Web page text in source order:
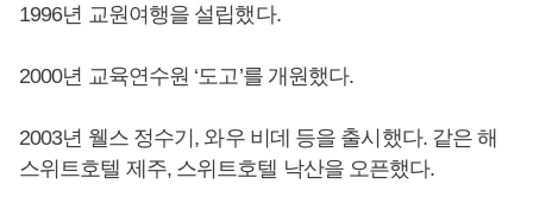
1996년 교원여행을 설립했다.
2000년 교육연수원 ‘도고’를 개원했다.
2003년 웰스 정수기, 와우 비데 등을 출시했다. 같은 해
스위트호텔 제주, 스위트호텔 낙산을 오픈했다.